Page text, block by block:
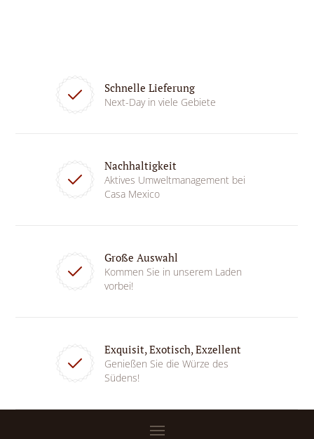
Schnelle Lieferung
Next-Day in viele Gebiete
Nachhaltigkeit
Aktives Umweltmanagement bei
Casa Mexico
Große Auswahl
Kommen Sie in unserem Laden
vorbei!
Exquisit, Exotisch, Exzellent
Genießen Sie die Würze des
Südens!